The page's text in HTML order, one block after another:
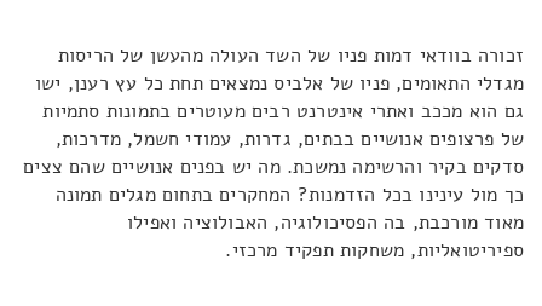
זכורה בוודאי דמות פניו של השד העולה מהעשן של הריסות
מגדלי התאומים, פניו של אלביס נמצאים תחת כל עץ רענן, ישו
גם הוא מככב ואתרי אינטרנט רבים מעוטרים בתמונות סתמיות
של פרצופים אנושיים בבתים, גדרות, עמודי חשמל, מדרכות,
סדקים בקיר והרשימה נמשכת. מה יש בפנים אנושיים שהם צצים
כך מול עינינו בכל הזדמנות? המחקרים בתחום מגלים תמונה
מאוד מורכבת, בה הפסיכולוגיה, האבולוציה ואפילו
ספיריטואליות, משחקות תפקיד מרכזי.